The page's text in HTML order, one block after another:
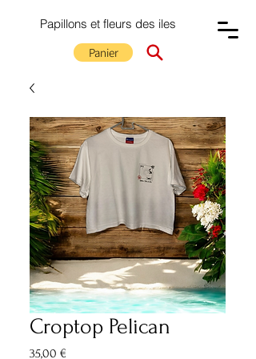
Papillons et fleurs des iles
Panier
Croptop Pelican
35,00 €